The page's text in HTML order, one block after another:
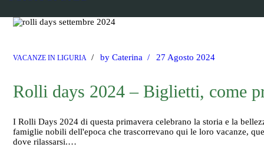
VACANZE IN LIGURIA byCaterina 27 Agosto 2024
Rolli days 2024 – Biglietti, come
I Rolli Days 2024 di questa primavera celebrano la storia e la
famiglie nobili dell'epoca che trascorrevano qui le loro vacanze,
dove rilassarsi.…